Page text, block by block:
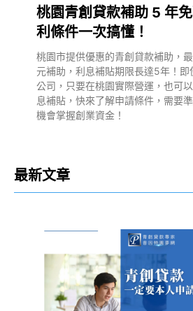
桃園青創貸款補助 5 年
利條件一次搞懂！
桃園市提供優惠的青創貸款補助，
元補助，利息補貼期限長達5年！即
公司，只要在桃園實際營運，也可
息補貼，快來了解申請條件，需要
機會掌握創業資金！
最新文章